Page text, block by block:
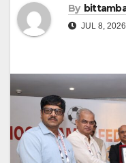
By
JUL 8, 2026